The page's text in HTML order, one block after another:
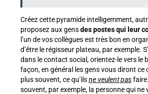
Créez cette pyramide intelligemment,
proposez aux gensdes postes qui leur
l’un de vos collègues est très bon en
d’être le régisseur plateau, par exemple.
dans le contact social, orientez-le vers le
façon, en général les gens vous diront ce
plus souvent, ce qu’ilsne veulent pas
souvent, par exemple, la personne qui ne